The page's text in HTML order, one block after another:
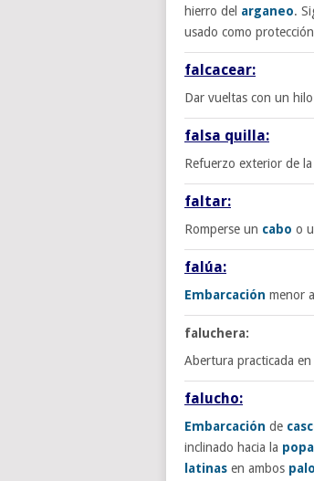
hierro del arganeo.
usado como
falcacear:
Dar vueltas con un
falsa quilla:
Refuerzo exterior de la
faltar:
Romperse un cabo o
falúa:
Embarcación menor a
faluchera:
Abertura practicada en
falucho:
Embarcación de
inclinado hacia la popa
latinas en ambos